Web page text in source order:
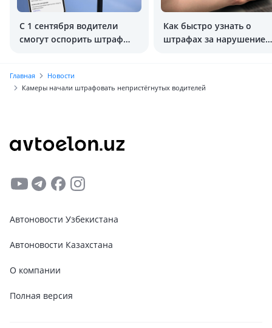
С 1 сентября водители
смогут оспорить штраф
Как быстро узнать о
штрафах за нарушение
Главная
Новости
Камеры начали штрафовать непристёгнутых водителей
Автоновости Узбекистана
Автоновости Казахстана
О компании
Полная версия